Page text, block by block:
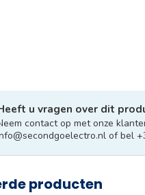
u vragen over dit
contact op met onze
of bel
producten